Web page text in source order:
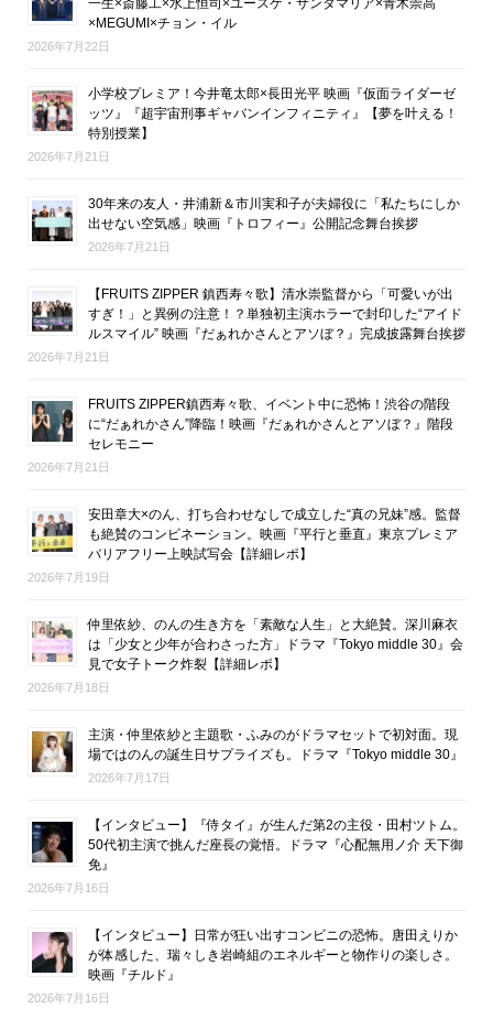
一生×斎藤工×水上恒司×ユースケ・サンタマリア×青木崇高
×MEGUMI×チョン・イル
2026年7月22日
小学校プレミア！今井竜太郎×長田光平 映画『仮面ライダーゼ
ッツ』『超宇宙刑事ギャバンインフィニティ』【夢を叶える！
特別授業】
2026年7月21日
30年来の友人・井浦新＆市川実和子が夫婦役に「私たちにしか
出せない空気感」映画『トロフィー』公開記念舞台挨拶
2026年7月21日
【FRUITS ZIPPER 鎮西寿々歌】清水崇監督から「可愛いが出
すぎ！」と異例の注意！？単独初主演ホラーで封印した“アイド
ルスマイル” 映画『だぁれかさんとアソぼ？』完成披露舞台挨拶
2026年7月21日
FRUITS ZIPPER鎮西寿々歌、イベント中に恐怖！渋谷の階段
に“だぁれかさん”降臨！映画『だぁれかさんとアソぼ？』階段
セレモニー
2026年7月21日
安田章大×のん、打ち合わせなしで成立した“真の兄妹”感。監督
も絶賛のコンビネーション。映画『平行と垂直』東京プレミア
バリアフリー上映試写会【詳細レポ】
2026年7月19日
仲里依紗、のんの生き方を「素敵な人生」と大絶賛。深川麻衣
は「少女と少年が合わさった方」ドラマ『Tokyo middle 30』会
見で女子トーク炸裂【詳細レポ】
2026年7月18日
主演・仲里依紗と主題歌・ふみのがドラマセットで初対面。現
場ではのんの誕生日サプライズも。ドラマ『Tokyo middle 30』
2026年7月17日
【インタビュー】『侍タイ』が生んだ第2の主役・田村ツトム。
50代初主演で挑んだ座長の覚悟。ドラマ『心配無用ノ介 天下御
免』
2026年7月16日
【インタビュー】日常が狂い出すコンビニの恐怖。唐田えりか
が体感した、瑞々しき岩崎組のエネルギーと物作りの楽しさ。
映画『チルド』
2026年7月16日